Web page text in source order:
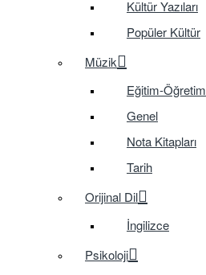
Kültür Yazıları
Popüler Kültür
Müzik
Eğitim-Öğretim
Genel
Nota Kitapları
Tarih
Orijinal Dil
İngilizce
Psikoloji